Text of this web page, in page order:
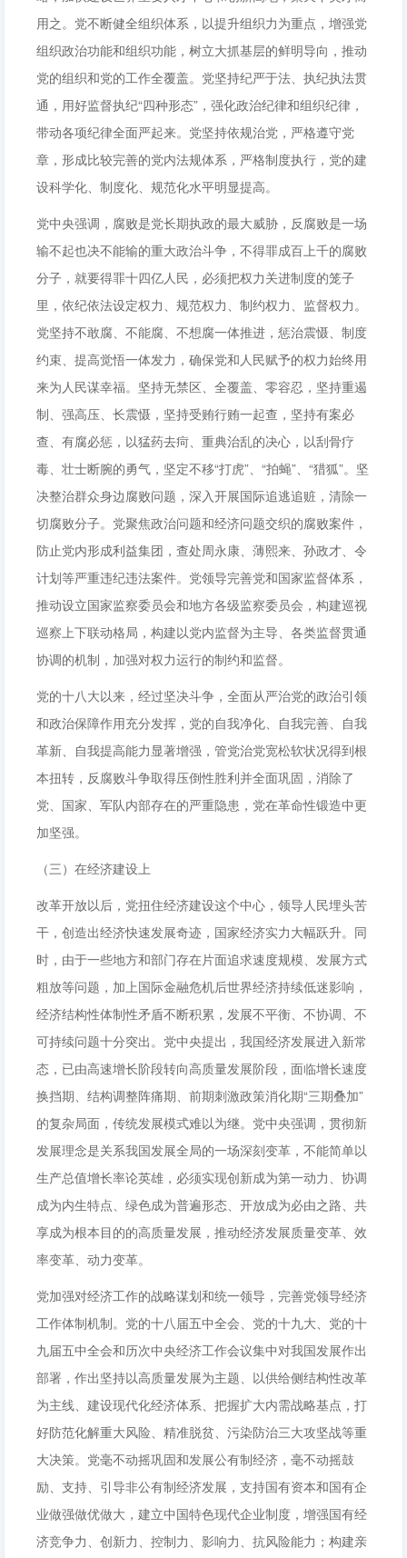
用之。党不断健全组织体系，以提升组织力为重点，增强党
组织政治功能和组织功能，树立大抓基层的鲜明导向，推动
党的组织和党的工作全覆盖。党坚持纪严于法、执纪执法贯
通，用好监督执纪“四种形态”，强化政治纪律和组织纪律，
带动各项纪律全面严起来。党坚持依规治党，严格遵守党
章，形成比较完善的党内法规体系，严格制度执行，党的建
设科学化、制度化、规范化水平明显提高。
党中央强调，腐败是党长期执政的最大威胁，反腐败是一场
输不起也决不能输的重大政治斗争，不得罪成百上千的腐败
分子，就要得罪十四亿人民，必须把权力关进制度的笼子
里，依纪依法设定权力、规范权力、制约权力、监督权力。
党坚持不敢腐、不能腐、不想腐一体推进，惩治震慑、制度
约束、提高觉悟一体发力，确保党和人民赋予的权力始终用
来为人民谋幸福。坚持无禁区、全覆盖、零容忍，坚持重遏
制、强高压、长震慑，坚持受贿行贿一起查，坚持有案必
查、有腐必惩，以猛药去疴、重典治乱的决心，以刮骨疗
毒、壮士断腕的勇气，坚定不移“打虎”、“拍蝇”、“猎狐”。坚
决整治群众身边腐败问题，深入开展国际追逃追赃，清除一
切腐败分子。党聚焦政治问题和经济问题交织的腐败案件，
防止党内形成利益集团，查处周永康、薄熙来、孙政才、令
计划等严重违纪违法案件。党领导完善党和国家监督体系，
推动设立国家监察委员会和地方各级监察委员会，构建巡视
巡察上下联动格局，构建以党内监督为主导、各类监督贯通
协调的机制，加强对权力运行的制约和监督。
党的十八大以来，经过坚决斗争，全面从严治党的政治引领
和政治保障作用充分发挥，党的自我净化、自我完善、自我
革新、自我提高能力显著增强，管党治党宽松软状况得到根
本扭转，反腐败斗争取得压倒性胜利并全面巩固，消除了
党、国家、军队内部存在的严重隐患，党在革命性锻造中更
加坚强。
（三）在经济建设上
改革开放以后，党扭住经济建设这个中心，领导人民埋头苦
干，创造出经济快速发展奇迹，国家经济实力大幅跃升。同
时，由于一些地方和部门存在片面追求速度规模、发展方式
粗放等问题，加上国际金融危机后世界经济持续低迷影响，
经济结构性体制性矛盾不断积累，发展不平衡、不协调、不
可持续问题十分突出。党中央提出，我国经济发展进入新常
态，已由高速增长阶段转向高质量发展阶段，面临增长速度
换挡期、结构调整阵痛期、前期刺激政策消化期“三期叠加”
的复杂局面，传统发展模式难以为继。党中央强调，贯彻新
发展理念是关系我国发展全局的一场深刻变革，不能简单以
生产总值增长率论英雄，必须实现创新成为第一动力、协调
成为内生特点、绿色成为普遍形态、开放成为必由之路、共
享成为根本目的的高质量发展，推动经济发展质量变革、效
率变革、动力变革。
党加强对经济工作的战略谋划和统一领导，完善党领导经济
工作体制机制。党的十八届五中全会、党的十九大、党的十
九届五中全会和历次中央经济工作会议集中对我国发展作出
部署，作出坚持以高质量发展为主题、以供给侧结构性改革
为主线、建设现代化经济体系、把握扩大内需战略基点，打
好防范化解重大风险、精准脱贫、污染防治三大攻坚战等重
大决策。党毫不动摇巩固和发展公有制经济，毫不动摇鼓
励、支持、引导非公有制经济发展，支持国有资本和国有企
业做强做优做大，建立中国特色现代企业制度，增强国有经
济竞争力、创新力、控制力、影响力、抗风险能力；构建亲